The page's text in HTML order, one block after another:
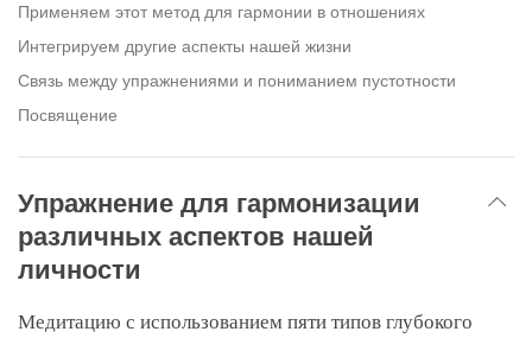
Применяем этот метод для гармонии в отношениях
Интегрируем другие аспекты нашей жизни
Связь между упражнениями и пониманием пустотности
Посвящение
Упражнение для гармонизации
различных аспектов нашей
личности
Медитацию с использованием пяти типов глубокого